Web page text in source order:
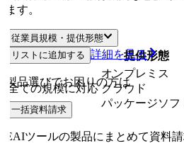
す。
従業員規模・提供形態
従業員規模 提供形態
ての規模に対応
オンプレミス
クラウド
パッケージソフト
リストに追加する 詳細を見る
品選びでお困りの方は
一括資料請求
ツールの製品にまとめて資料請